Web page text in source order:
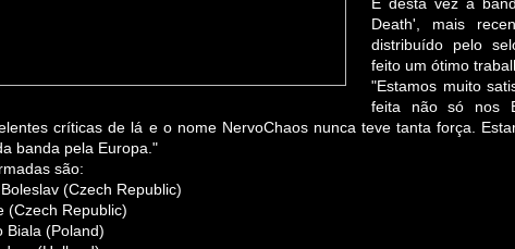
Death', mais
distribuído pelo
feito um ótimo
"Estamos muito
feita não só nos
críticas de lá e o nome NervoChaos nunca teve tanta força.
banda pela Europa."
são:
(Czech Republic)
(Czech Republic)
Biala (Poland)